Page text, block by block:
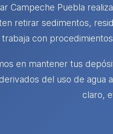
Campeche Puebla
retirar sedimentos,
con
en mantener tus
del uso de agua
claro,